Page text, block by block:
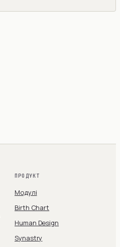
ПРОДУКТ
Модулі
Birth Chart
Human Design
Synastry